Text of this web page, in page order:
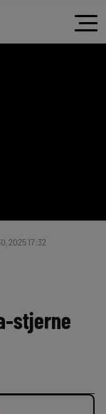
2025 17:32
stjerne